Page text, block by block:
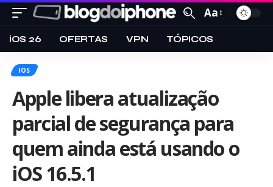
Aa
iOS 26 OFERTAS VPN TÓPICOS
IOS
Apple libera atualização
parcial de segurança para
quem ainda está usando o
iOS 16.5.1